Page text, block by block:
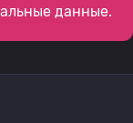
данные.